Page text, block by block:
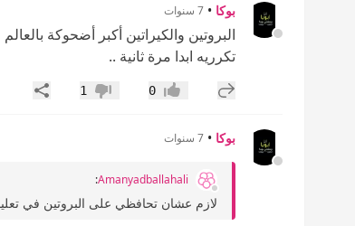
بوكا • 7 سنوات
البروتين والكيراتين أكبر أضحوكة
تكرريه ابدا مرة ثانية ..
إضافة رد جديد
إعجاب0 عدم إعجاب
1 مشاركة
بوكا • 7 سنوات
Amanyadballahali
:
لازم عشان تحافظي على البروتين في